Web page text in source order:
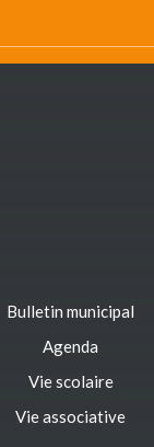
Bulletin municipal
Agenda
Vie scolaire
Vie associative